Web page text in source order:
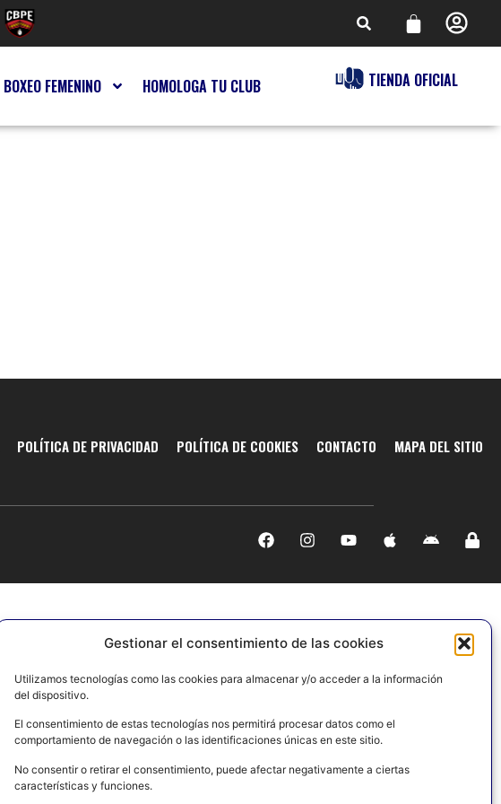
Gestionar el consentimiento de las cookies
Utilizamos tecnologías como las cookies para almacenar y/o acceder a la información
del dispositivo.
El consentimiento de estas tecnologías nos permitirá procesar datos como el
comportamiento de navegación o las identificaciones únicas en este sitio.
No consentir o retirar el consentimiento, puede afectar negativamente a ciertas
características y funciones.
BOXEO FEMENINO HOMOLOGA TU CLUB TIENDA OFICIAL
POLÍTICA DE PRIVACIDAD POLÍTICA DE COOKIES CONTACTO MAPA DEL SITIO